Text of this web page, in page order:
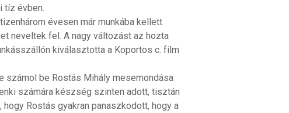
évben.
évesen már munkába kellett
neveltek fel. A nagy változást az hozta
kiválasztotta a Koportos c. film
számol be Rostás Mihály mesemondása
számára készség szinten adott, tisztán
Rostás gyakran panaszkodott, hogy a